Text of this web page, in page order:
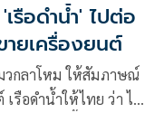
รือดำน้ำ' ไปต่อ
ยเครื่องยนต์
วกลาโหม ให้สัมภาษณ์
รือดำน้ำให้ไทย ว่า ได้